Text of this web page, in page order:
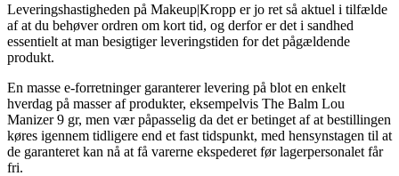
Leveringshastigheden på Makeup|Kropp er jo ret så aktuel i tilfælde
af at du behøver ordren om kort tid, og derfor er det i sandhed
essentielt at man besigtiger leveringstiden for det pågældende
produkt.
En masse e-forretninger garanterer levering på blot en enkelt
hverdag på masser af produkter, eksempelvis The Balm Lou
Manizer 9 gr, men vær påpasselig da det er betinget af at bestillingen
køres igennem tidligere end et fast tidspunkt, med hensynstagen til at
de garanteret kan nå at få varerne ekspederet før lagerpersonalet får
fri.